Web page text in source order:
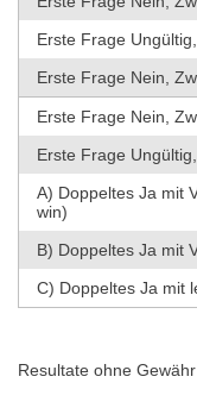
Erste Frage
Erste Frage Nein,
Erste Frage Nein,
Erste Frage
A) Doppeltes Ja mit
win)
B) Doppeltes Ja mit
C) Doppeltes Ja mit
Resultate ohne Gewähr